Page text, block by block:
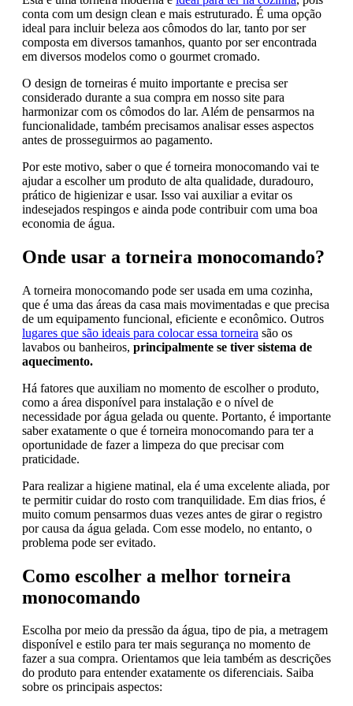
conta com um design clean e mais estruturado. É uma opção
ideal para incluir beleza aos cômodos do lar, tanto por ser
composta em diversos tamanhos, quanto por ser encontrada
em diversos modelos como o gourmet cromado.
O design de torneiras é muito importante e precisa ser
considerado durante a sua compra em nosso site para
harmonizar com os cômodos do lar. Além de pensarmos na
funcionalidade, também precisamos analisar esses aspectos
antes de prosseguirmos ao pagamento.
Por este motivo, saber o que é torneira monocomando vai te
ajudar a escolher um produto de alta qualidade, duradouro,
prático de higienizar e usar. Isso vai auxiliar a evitar os
indesejados respingos e ainda pode contribuir com uma boa
economia de água.
Onde usar a torneira monocomando?
A torneira monocomando pode ser usada em uma cozinha,
que é uma das áreas da casa mais movimentadas e que precisa
de um equipamento funcional, eficiente e econômico. Outros
lugares que são ideais para colocar essa torneira são os
lavabos ou banheiros, principalmente se tiver sistema de
aquecimento.
Há fatores que auxiliam no momento de escolher o produto,
como a área disponível para instalação e o nível de
necessidade por água gelada ou quente. Portanto, é importante
saber exatamente o que é torneira monocomando para ter a
oportunidade de fazer a limpeza do que precisar com
praticidade.
Para realizar a higiene matinal, ela é uma excelente aliada, por
te permitir cuidar do rosto com tranquilidade. Em dias frios, é
muito comum pensarmos duas vezes antes de girar o registro
por causa da água gelada. Com esse modelo, no entanto, o
problema pode ser evitado.
Como escolher a melhor torneira
monocomando
Escolha por meio da pressão da água, tipo de pia, a metragem
disponível e estilo para ter mais segurança no momento de
fazer a sua compra. Orientamos que leia também as descrições
do produto para entender exatamente os diferenciais. Saiba
sobre os principais aspectos: